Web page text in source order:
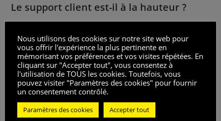
Le support client est-il à la hauteur ?
assistance par chat et e-mail pour aider les utilisateurs.
Wisewand vs ChatGPT, Jasper, Copy AI :
Comparatif
Fonction
Jasper
Nous utilisons des cookies sur notre site web pour
vous offrir l'expérience la plus pertinente en
mémorisant vos préférences et vos visites répétées. En
cliquant sur "Accepter tout", vous consentez à
l'utilisation de TOUS les cookies. Toutefois, vous
pouvez visiter "Paramètres des cookies" pour fournir
un consentement contrôlé.
Paramètres des cookies Accepter tout